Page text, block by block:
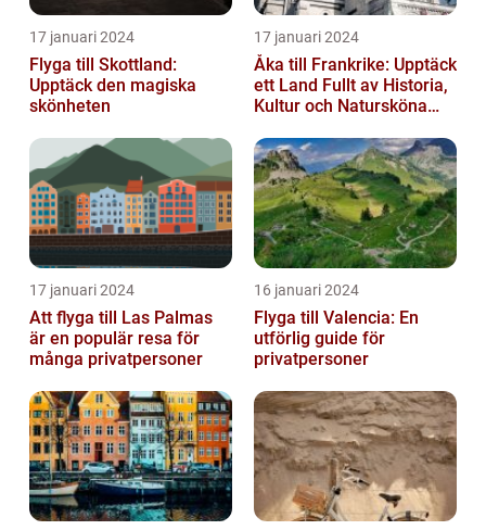
17 januari 2024
Flyga till Skottland:
Upptäck den magiska
skönheten
17 januari 2024
Åka till Frankrike: Upptäck
ett Land Fullt av Historia,
Kultur och Natursköna
17 januari 2024
Att flyga till Las Palmas
är en populär resa för
många privatpersoner
16 januari 2024
Flyga till Valencia: En
utförlig guide för
privatpersoner